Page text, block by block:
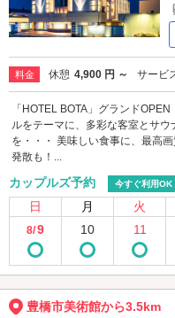
料金 休憩 4,900 円 ～ サービ
「HOTEL BOTA」グランド
ルをテーマに、多彩な客室とサ
を・・・ 美味しい食事に、最高
発散も！...
カップルズ予約 今すぐ利用OK
日 月 火
8/9 10 11
豊橋市美術館から3.5km